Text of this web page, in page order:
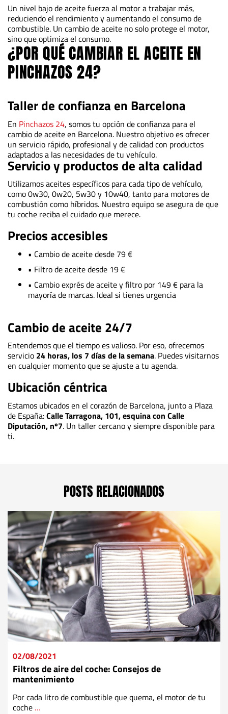
Un nivel bajo de aceite fuerza al motor a trabajar más,
reduciendo el rendimiento y aumentando el consumo de
combustible. Un cambio de aceite no solo protege el motor,
sino que optimiza el consumo.
¿POR QUÉ CAMBIAR EL ACEITE EN
PINCHAZOS 24?
Taller de confianza en Barcelona
En Pinchazos 24, somos tu opción de confianza para el
cambio de aceite en Barcelona. Nuestro objetivo es ofrecer
un servicio rápido, profesional y de calidad con productos
adaptados a las necesidades de tu vehículo.
Servicio y productos de alta calidad
Utilizamos aceites específicos para cada tipo de vehículo,
como 0w30, 0w20, 5w30 y 10w40, tanto para motores de
combustión como híbridos. Nuestro equipo se asegura de que
tu coche reciba el cuidado que merece.
Precios accesibles
• Cambio de aceite desde 79 €
• Filtro de aceite desde 19 €
• Cambio exprés de aceite y filtro por 149 € para la
mayoría de marcas. Ideal si tienes urgencia
Cambio de aceite 24/7
Entendemos que el tiempo es valioso. Por eso, ofrecemos
servicio 24 horas, los 7 días de la semana. Puedes visitarnos
en cualquier momento que se ajuste a tu agenda.
Ubicación céntrica
Estamos ubicados en el corazón de Barcelona, junto a Plaza
de España:Calle Tarragona, 101, esquina con Calle
Diputación, nº7. Un taller cercano y siempre disponible para
ti.
POSTS RELACIONADOS
02/08/2021
Filtros de aire del coche: Consejos de
mantenimiento
Por cada litro de combustible que quema, el motor de tu
coche …